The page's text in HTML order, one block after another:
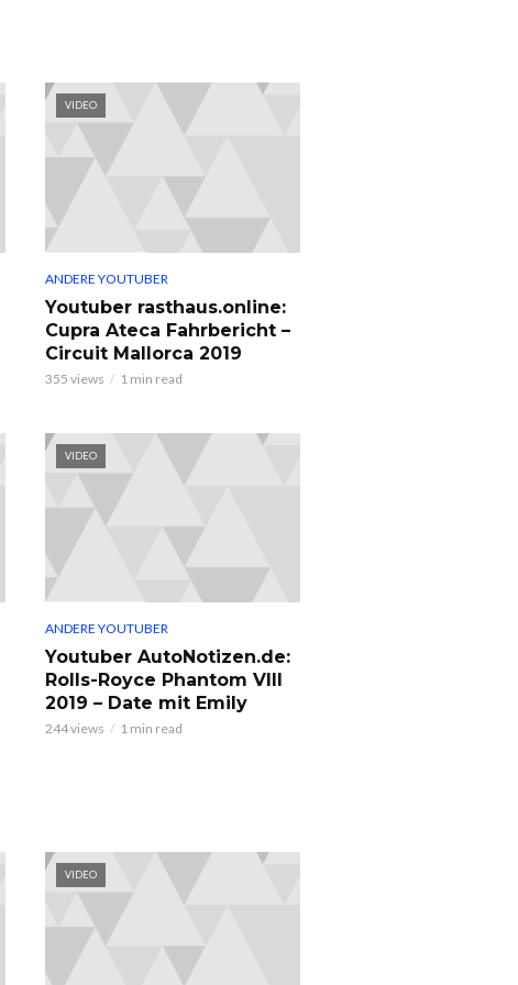
VIDEO
ANDERE YOUTUBER
Youtuber rasthaus.online:
Cupra Ateca Fahrbericht –
Circuit Mallorca 2019
355 views 1 min read
VIDEO
ANDERE YOUTUBER
Youtuber AutoNotizen.de:
Rolls-Royce Phantom VIII
2019 – Date mit Emily
244 views 1 min read
VIDEO